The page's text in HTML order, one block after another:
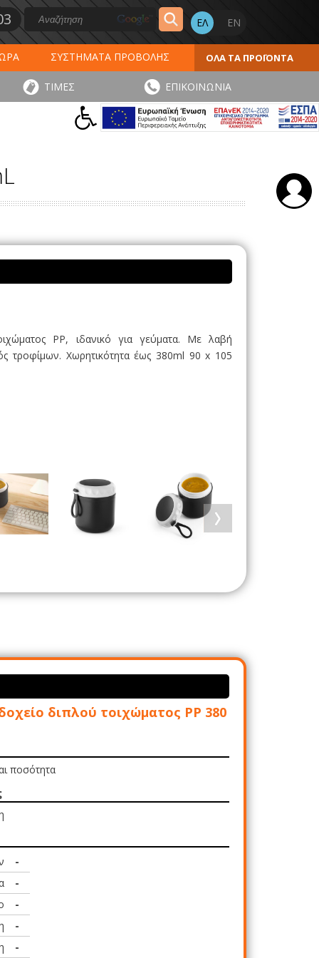
ΣΥΣΤΗΜΑΤΑ ΠΡΟΒΟΛΗΣ
2027
ΕΚΤΥΠΩΣΕΙΣ
ΑΥΤΟΚΟΛΛΗΤΑ - ΕΤΙΚΕΤΕΣ
ΟΛΑ ΤΑ ΠΡΟΪΟΝΤΑ
ΤΙΜΕΣ ΕΠΙΚΟΙΝΩΝΙΑ
PP, ιδανικό για γεύματα. Με λαβή
τροφίμων. Χωρητικότητα έως 380ml 90 x 105
διπλού τοιχώματος PP 380
ποσότητα
-
-
-
-
-